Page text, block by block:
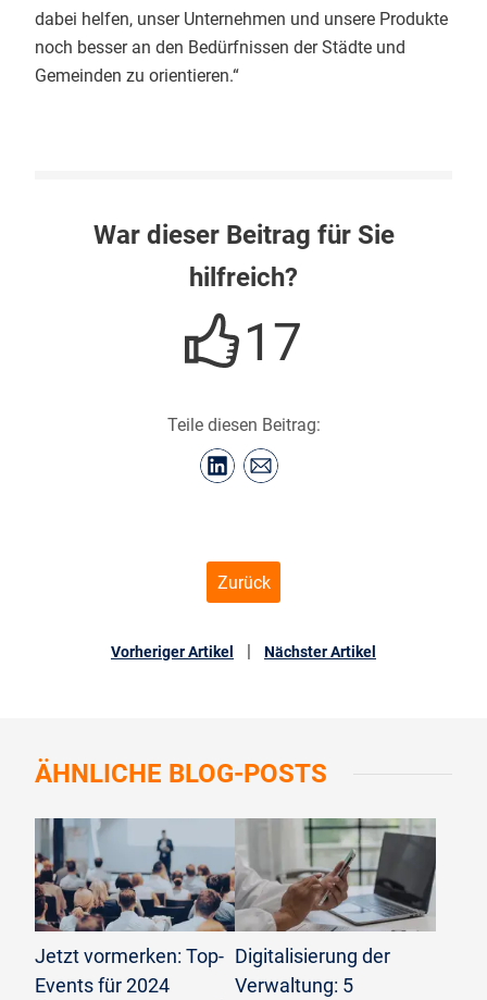
dabei helfen, unser Unternehmen und unsere Produkte
noch besser an den Bedürfnissen der Städte und
Gemeinden zu orientieren.“
War dieser Beitrag für Sie
hilfreich?
17
Teile diesen Beitrag:
Zurück
Vorheriger Artikel | Nächster Artikel
ÄHNLICHE BLOG-POSTS
Jetzt vormerken: Top-
Events für 2024
Digitalisierung der
Verwaltung: 5